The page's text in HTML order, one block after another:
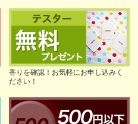
香りを確認！お気軽にお申し込みく
ださい！